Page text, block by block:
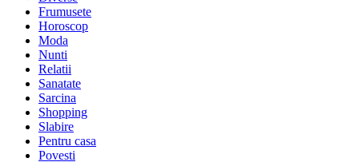
Frumusete
Horoscop
Moda
Nunti
Relatii
Sanatate
Sarcina
Shopping
Slabire
Pentru casa
Povesti